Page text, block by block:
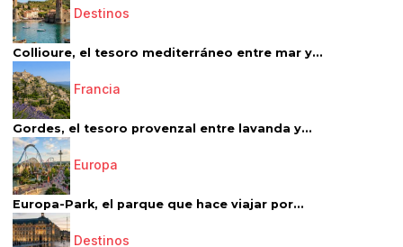
Destinos
Collioure, el tesoro mediterráneo entre mar y...
Francia
Gordes, el tesoro provenzal entre lavanda y...
Europa
Europa-Park, el parque que hace viajar por...
Destinos